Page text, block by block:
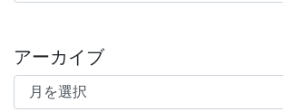
アーカイブ
アーカイブ